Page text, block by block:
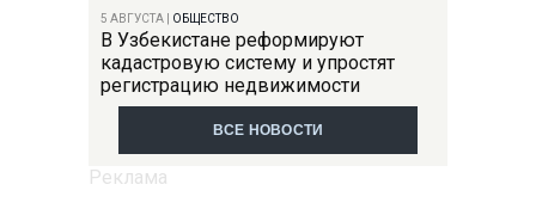
5 АВГУСТА ОБЩЕСТВО
В Узбекистане реформируют
кадастровую систему и упростят
регистрацию недвижимости
ВСЕ НОВОСТИ